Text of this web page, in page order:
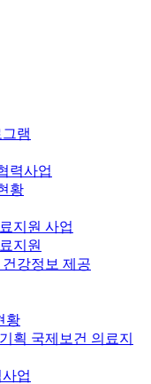
램
력사업
황
지원 사업
지원
강정보 제공
황
획 국제보건 의료지
업